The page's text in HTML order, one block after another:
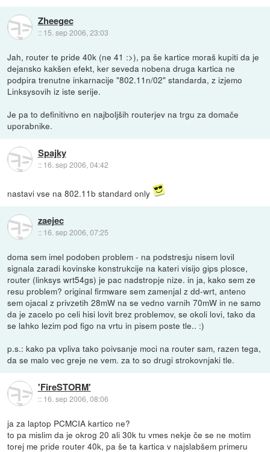
Zheegec
:: 15. sep 2006, 23:03
Jah, router te pride 40k (ne 41 :>), pa še kartice moraš kupiti da je
dejansko kakšen efekt, ker seveda nobena druga kartica ne
podpira trenutne inkarnacije "802.11n/02" standarda, z izjemo
Linksysovih iz iste serije.
Je pa to definitivno en najboljših routerjev na trgu za domače
uporabnike.
Spajky
:: 16. sep 2006, 04:42
nastavi vse na 802.11b standard only
zaejec
:: 16. sep 2006, 07:25
doma sem imel podoben problem - na podstresju nisem lovil
signala zaradi kovinske konstrukcije na kateri visijo gips plosce,
router (linksys wrt54gs) je pac nadstropje nize. in ja, kako sem ze
resu problem? original firmware sem zamenjal z dd-wrt, anteno
sem ojacal z privzetih 28mW na se vedno varnih 70mW in ne samo
da je zacelo po celi hisi lovit brez problemov, se okoli lovi, tako da
se lahko lezim pod figo na vrtu in pisem poste tle.. :)
p.s.: kako pa vpliva tako poivsanje moci na router sam, razen tega,
da se malo vec greje ne vem. za to so drugi strokovnjaki tle.
'FireSTORM'
:: 16. sep 2006, 08:06
ja za laptop PCMCIA kartico ne?
to pa mislim da je okrog 20 ali 30k tu vmes nekje če se ne motim
torej me pride router 40k, pa še ta kartica v najslabšem primeru